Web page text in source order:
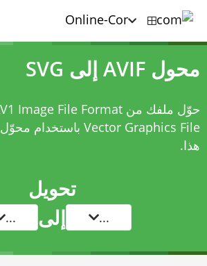
محول AVIF إلى SVG
Vector Graphics File باستخدام
محوّل AVIF إلى SVG
هذا.
تحويل
... إلى ...